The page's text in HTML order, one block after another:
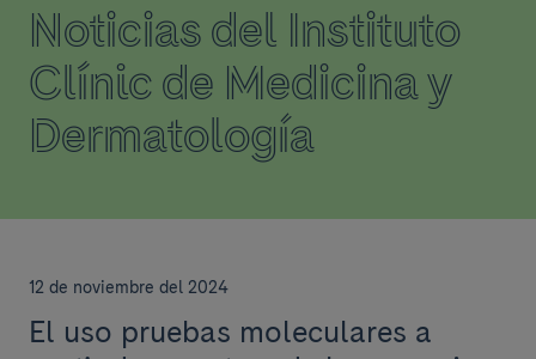
Noticias del Instituto
Clínic de Medicina y
Dermatología
12 de noviembre del 2024
El uso pruebas moleculares a